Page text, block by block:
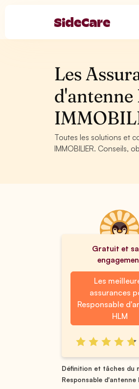
Les
d'antenne
Toutes les solutions et
IMMOBILIER. Conseils,
Gratuit et
Les
assurances
Responsable
HLM
Définition et tâches du
Responsable d'antenne